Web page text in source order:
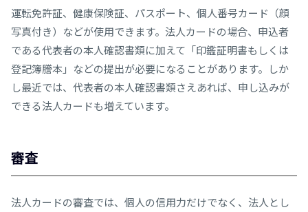
運転免許証、健康保険証、パスポート、個人番号カード（顔
写真付き）などが使用できます。法人カードの場合、申込者
である代表者の本人確認書類に加えて「印鑑証明書もしくは
登記簿謄本」などの提出が必要になることがあります。しか
し最近では、代表者の本人確認書類さえあれば、申し込みが
できる法人カードも増えています。
審査
法人カードの審査では、個人の信用力だけでなく、法人とし